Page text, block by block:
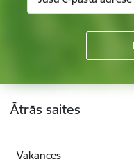
Kājene
Ātrās saites
Vakances